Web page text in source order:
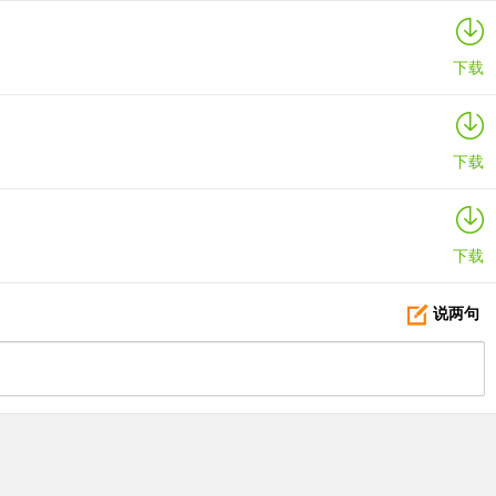
下载
下载
下载
说两句